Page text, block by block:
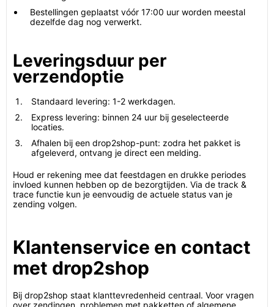
Bestellingen geplaatst vóór 17:00 uur worden meestal
dezelfde dag nog verwerkt.
Leveringsduur per
verzendoptie
Standaard levering: 1-2 werkdagen.
Express levering: binnen 24 uur bij geselecteerde
locaties.
Afhalen bij een drop2shop-punt: zodra het pakket is
afgeleverd, ontvang je direct een melding.
Houd er rekening mee dat feestdagen en drukke periodes
invloed kunnen hebben op de bezorgtijden. Via de track &
trace functie kun je eenvoudig de actuele status van je
zending volgen.
Klantenservice en contact
met drop2shop
Bij drop2shop staat klanttevredenheid centraal. Voor vragen
over zendingen, problemen met pakketten of algemene